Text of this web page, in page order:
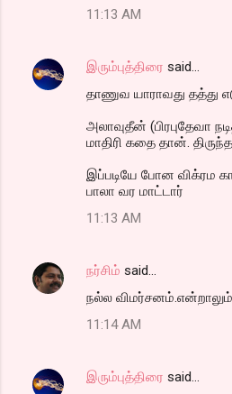
11:13 AM
இரும்புத்திரை said…
தாணுவ யாராவது தத்து
அலாவுதீன் (பிரபுதேவா
மாதிரி கதை தான்.
இப்படியே போன விக்ரம
பாலா வர மாட்டார்
11:13 AM
நர்சிம் said…
நல்ல
11:14 AM
இரும்புத்திரை said…